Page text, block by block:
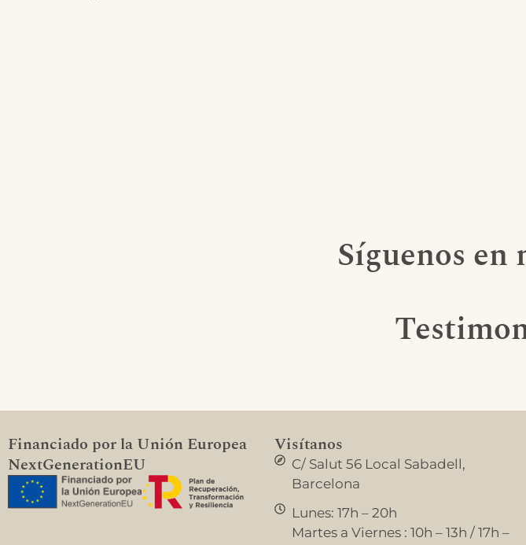
Síguenos en
Financiado por la Unión Europea
NextGenerationEU
Visítanos
C/ Salut 56 Local Sabadell,
Barcelona
Lunes: 17h – 20h
Martes a Viernes : 10h – 13h / 17h –